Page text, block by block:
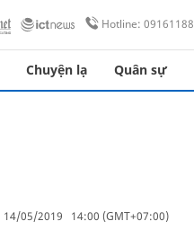
Hotline:
Chuyện lạ Quân sự
14/05/2019 14:00 (GMT+07:00)